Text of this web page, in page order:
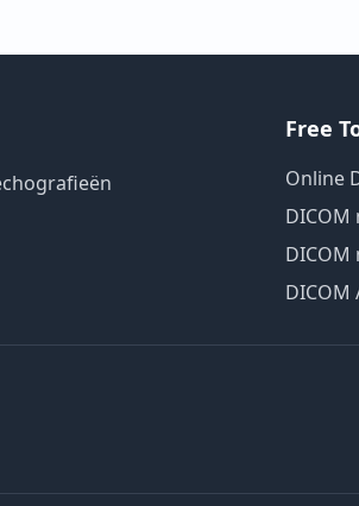
Free
Online
DICOM
DICOM